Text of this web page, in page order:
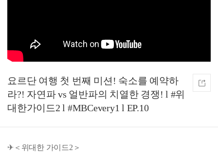
요르단 여행 첫 번째 미션! 숙소를 예약하
라?! 자연파 vs 얼반파의 치열한 경쟁! l #위
대한가이드2 l #MBCevery1 l EP.10
✈＜위대한 가이드2＞